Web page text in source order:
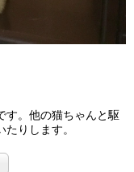
す。他の猫ちゃんと駆
りします。